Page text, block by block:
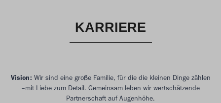
KARRIERE
Vision: Wir sind eine große Familie, für die die kleinen Dinge zählen
–mit Liebe zum Detail. Gemeinsam leben wir wertschätzende
Partnerschaft auf Augenhöhe.